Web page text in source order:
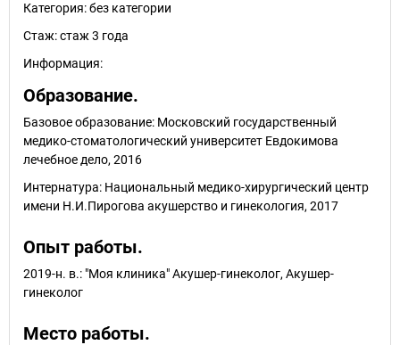
Категория:без категории
Стаж:стаж 3 года
Информация:
Образование.
Базовое образование: Московский государственный
медико-стоматологический университет Евдокимова
лечебное дело, 2016
Интернатура: Национальный медико-хирургический центр
имени Н.И.Пирогова акушерство и гинекология, 2017
Опыт работы.
2019-н. в.: "Моя клиника" Акушер-гинеколог, Акушер-
гинеколог
Место работы.